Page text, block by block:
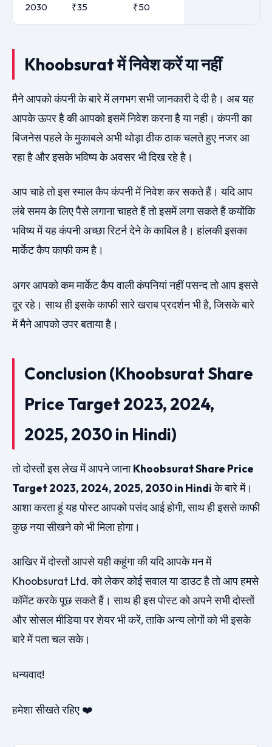
2030 ₹35 ₹50
Khoobsurat में निवेश करें या नहीं
मैने आपको कंपनी के बारे में लगभग सभी जानकारी दे दी है। अब यह
आपके ऊपर है की आपको इसमें निवेश करना है या नही। कंपनी का
बिजनेस पहले के मुकाबले अभी थोड़ा ठीक ठाक चलते हुए नजर आ
रहा है और इसके भविष्य के अवसर भी दिख रहे है।
आप चाहे तो इस स्माल कैप कंपनी में निवेश कर सकते हैं। यदि आप
लंबे समय के लिए पैसे लगाना चाहते हैं तो इसमें लगा सकते हैं कयोंकि
भविष्य में यह कंपनी अच्छा रिटर्न देने के काबिल है। हांलकी इसका
मार्केट कैप काफी कम है।
अगर आपको कम मार्केट कैप वाली कंपनियां नहीं पसन्द तो आप इससे
दूर रहे। साथ ही इसके काफी सारे खराब प्रदर्शन भी है, जिसके बारे
में मैने आपको उपर बताया है।
Conclusion (Khoobsurat Share
Price Target 2023, 2024,
2025, 2030 in Hindi)
तो दोस्तों इस लेख में आपने जानाKhoobsurat Share Price
Target 2023, 2024, 2025, 2030 in Hindiके बारे में।
आशा करता हूं यह पोस्ट आपको पसंद आई होगी, साथ ही इससे काफी
कुछ नया सीखने को भी मिला होगा।
आखिर में दोस्तों आपसे यही कहूंगा की यदि आपके मन में
Khoobsurat Ltd. को लेकर कोई सवाल या डाउट है तो आप हमसे
कॉमेंट करके पूछ सकते हैं। साथ ही इस पोस्ट को अपने सभी दोस्तों
और सोसल मीडिया पर शेयर भी करें, ताकि अन्य लोगों को भी इसके
बारे में पता चल सके।
धन्यवाद!
हमेशा सीखते रहिए ❤️